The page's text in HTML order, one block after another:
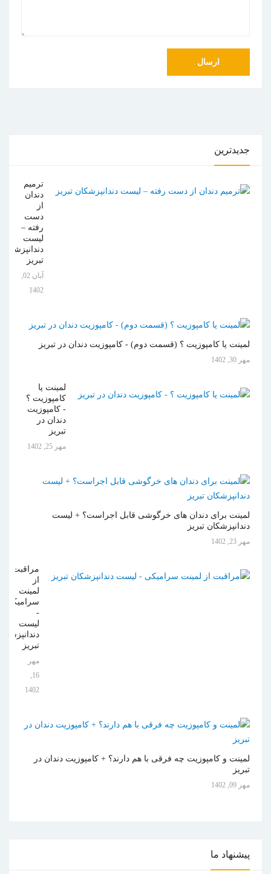
جدیدترین
ترمیم
دندان
از
دست
رفته –
لیست
دندانپزشکان
تبریز
آبان 02,
1402
لمینت یا کامپوزیت ؟ (قسمت دوم) - کامپوزیت دندان در تبریز
مهر 30, 1402
لمینت یا
کامپوزیت ؟
- کامپوزیت
دندان در
تبریز
مهر 25, 1402
لمینت برای دندان های خرگوشی قابل اجراست؟ + لیست
دندانپزشکان تبریز
مهر 23, 1402
مراقبت
از
لمینت
سرامیکی
-
لیست
تبریز
مهر
16,
1402
لمینت و کامپوزیت چه فرقی با هم دارند؟ + کامپوزیت دندان در
تبریز
مهر 09, 1402
پیشنهاد ما